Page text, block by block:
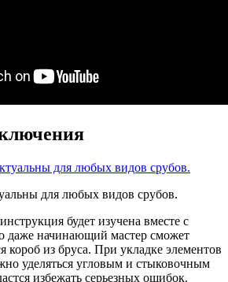
для любых видов срубов.
будет изучена вместе с
даже начинающий мастер сможет
короб из бруса. При укладке элементов
уделяться угловым и стыковочным
избежать серьезных ошибок.